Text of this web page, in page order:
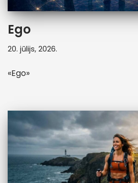
Ego
20. jūlijs, 2026.
«Ego»